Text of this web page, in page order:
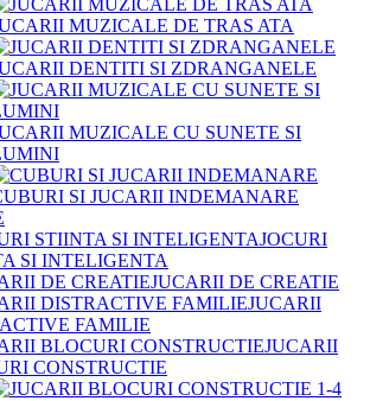
MUZICALE DE TRAS ATA
DENTITI SI ZDRANGANELE
MUZICALE CU SUNETE SI
SI JUCARII INDEMANARE
JOCURI
SI INTELIGENTA
JUCARII DE CREATIE
JUCARII
FAMILIE
JUCARII
CONSTRUCTIE